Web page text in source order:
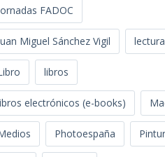
FADOC
Miguel Sánchez Vigil lectura
libros
electrónicos (e-books)
Photoespaña